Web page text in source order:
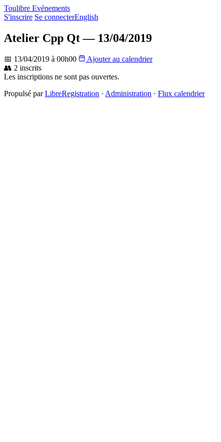
Toulibre Evénements
S'inscrire Se connecterEnglish
Atelier Cpp Qt — 13/04/2019
📅 13/04/2019 à 00h00
Ajouter au calendrier
👥 2 inscrits
Les inscriptions ne sont pas ouvertes.
Propulsé parLibreRegistration · Administration · Flux calendrier